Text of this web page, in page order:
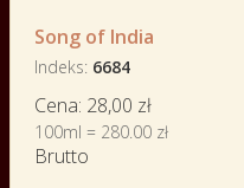
Song of India
Indeks 6684
Cena: 28,00 zł
100ml = 280.00 zł
Brutto